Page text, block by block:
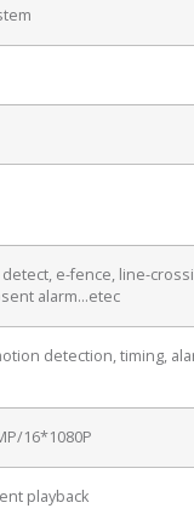
e-fence, line-
alarm…etec
detection, timing,
16*1080P
playback